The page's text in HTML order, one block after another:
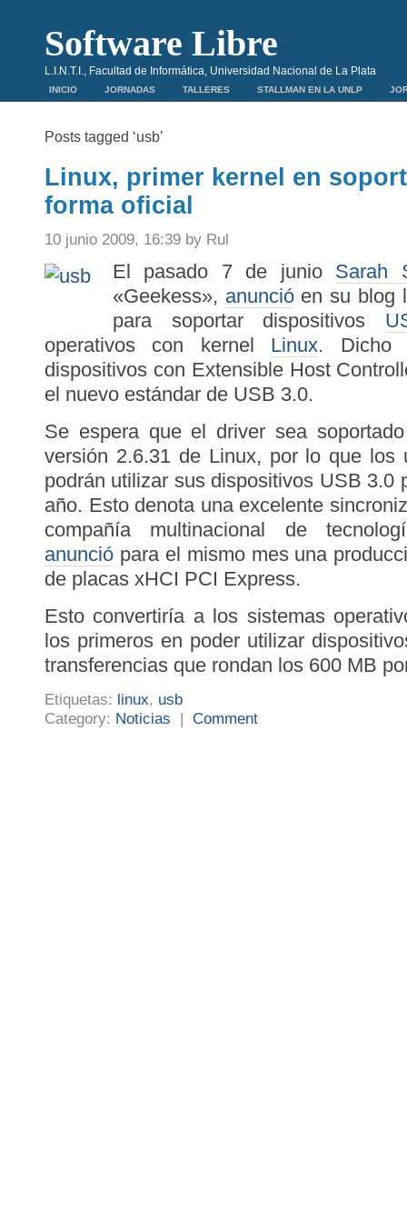
Software Libre
L.I.N.T.I., Facultad de Informática, Universidad Nacional de La Plata
INICIO JORNADAS TALLERES STALLMAN EN LA UNLP
Posts tagged ‘usb’
Linux, primer kernel en
forma oficial
10 junio 2009, 16:39 by Rul
El pasado 7 de junio Sarah
«Geekess», anuncióen su blog
para soportar dispositivos
operativos con kernel Linux. Dicho
dispositivos con Extensible Host
el nuevo estándar de USB 3.0.
Se espera que el driver sea
versión 2.6.31 de Linux, por lo que los
podrán utilizar sus dispositivos USB 3.0
año. Esto denota una excelente
compañía multinacional de
anunció para el mismo mes una
de placas xHCI PCI Express.
Esto convertiría a los sistemas
los primeros en poder utilizar
transferencias que rondan los 600 MB
Etiquetas: linux, usb
Category: Noticias | Comment